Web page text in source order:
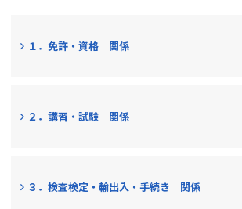
１．免許・資格 関係
２．講習・試験 関係
３．検査検定・輸出入・手続き 関係